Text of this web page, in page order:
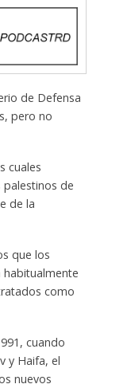
de Defensa
pero no
cuales
de
de la
que los
como
cuando
y Haifa, el
nuevos